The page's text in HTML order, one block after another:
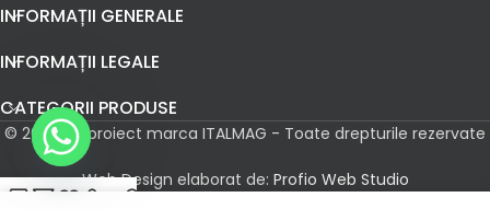
INFORMAȚII GENERALE
INFORMAȚII LEGALE
CATEGORII PRODUSE
© 2026 Un proiect marca ITALMAG - Toate drepturile rezervate
Web Design elaborat de: Profio Web Studio